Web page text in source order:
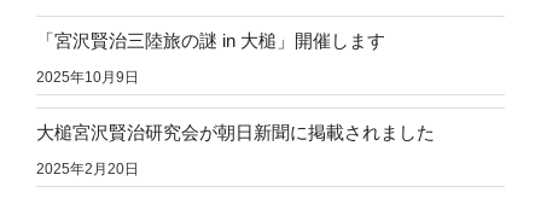
「宮沢賢治三陸旅の謎 in 大槌」開催します
2025年10月9日
大槌宮沢賢治研究会が朝日新聞に掲載されました
2025年2月20日